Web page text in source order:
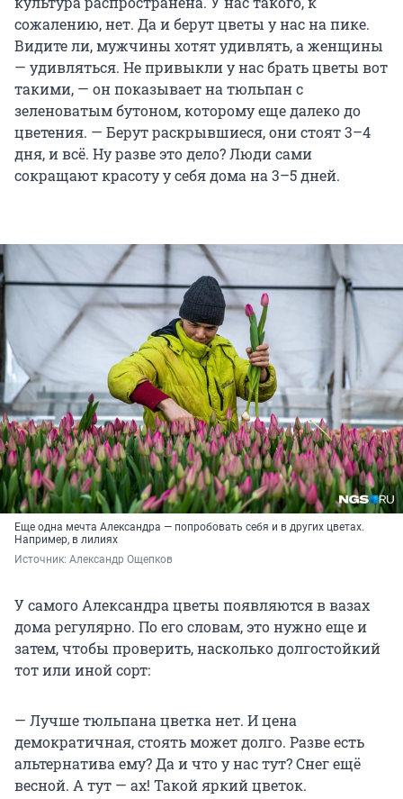
сожалению, нет. Да и берут цветы у нас на пике.
Видите ли, мужчины хотят удивлять, а женщины
— удивляться. Не привыкли у нас брать цветы вот
такими, — он показывает на тюльпан с
зеленоватым бутоном, которому еще далеко до
цветения. — Берут раскрывшиеся, они стоят 3–4
дня, и всё. Ну разве это дело? Люди сами
сокращают красоту у себя дома на 3–5 дней.
Еще одна мечта Александра — попробовать себя и в других цветах.
Например, в лилиях
Источник: Александр Ощепков
У самого Александра цветы появляются в вазах
дома регулярно. По его словам, это нужно еще и
затем, чтобы проверить, насколько долгостойкий
тот или иной сорт:
— Лучше тюльпана цветка нет. И цена
демократичная, стоять может долго. Разве есть
альтернатива ему? Да и что у нас тут? Снег ещё
весной. А тут — ах! Такой яркий цветок.